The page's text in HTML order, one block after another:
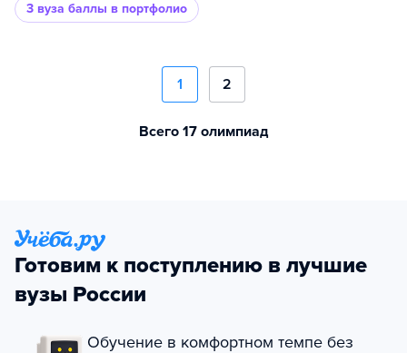
3 вуза баллы в портфолио
1 2
Всего 17 олимпиад
Готовим к поступлению в лучшие
вузы России
Обучение в комфортном темпе без